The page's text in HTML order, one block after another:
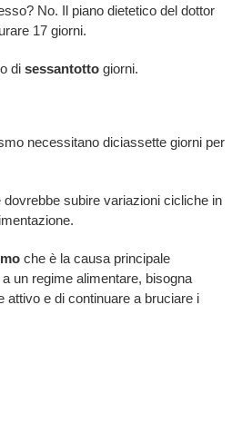
No. Il piano dietetico del dottor
17 giorni.
di sessantottogiorni.
necessitano diciassette giorni per
subire variazioni cicliche in
che è la causa principale
un regime alimentare, bisogna
e di continuare a bruciare i